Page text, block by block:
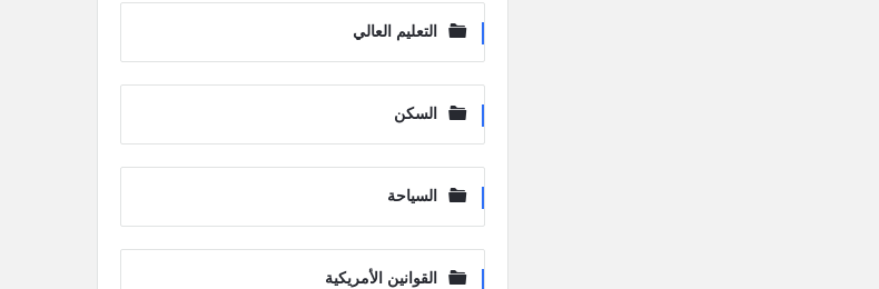
التعليم العالي
السكن
السياحة
القوانين الأمريكية